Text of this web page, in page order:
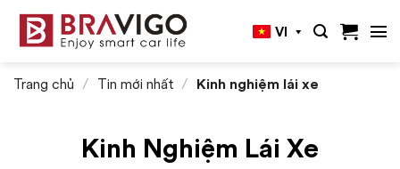
dung
VI
Trang chủ / Tin mới nhất / Kinh nghiệm lái xe
Kinh Nghiệm Lái Xe